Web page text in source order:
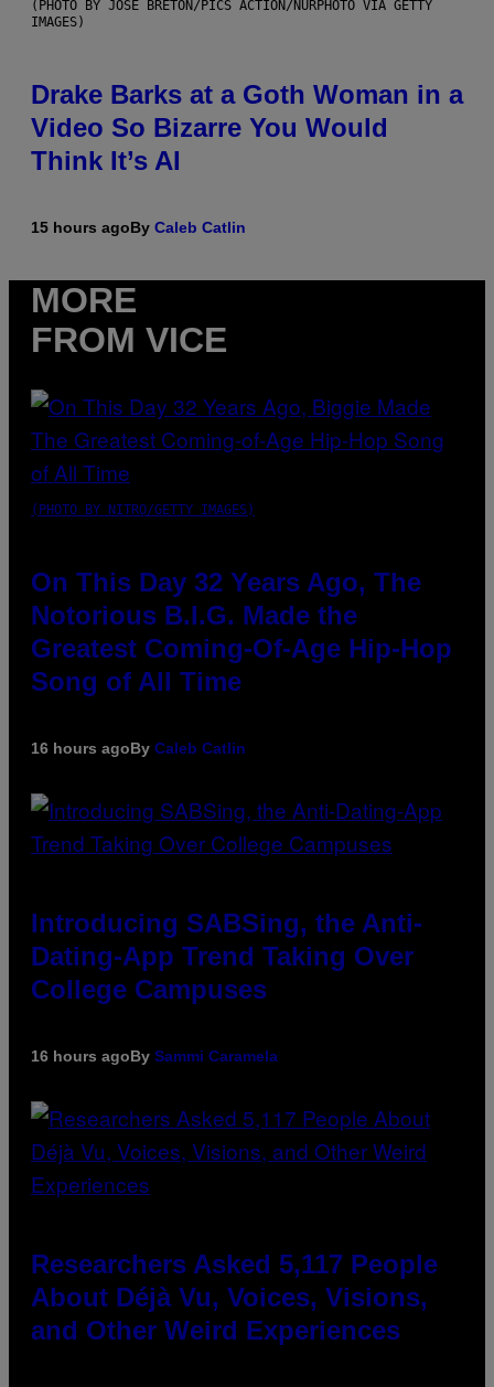
(PHOTO BY JOSE BRETON/PICS ACTION/NURPHOTO VIA GETTY
IMAGES)
Drake Barks at a Goth Woman in a
Video So Bizarre You Would
Think It’s AI
15 hours agoBy Caleb Catlin
MORE
FROM VICE
(PHOTO BY NITRO/GETTY IMAGES)
On This Day 32 Years Ago, The
Notorious B.I.G. Made the
Greatest Coming-Of-Age Hip-Hop
Song of All Time
16 hours agoBy Caleb Catlin
Introducing SABSing, the Anti-
Dating-App Trend Taking Over
College Campuses
16 hours agoBy Sammi Caramela
Researchers Asked 5,117 People
About Déjà Vu, Voices, Visions,
and Other Weird Experiences